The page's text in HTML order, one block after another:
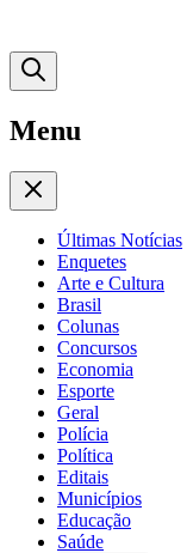
Menu
Últimas Notícias
Enquetes
Arte e Cultura
Brasil
Colunas
Concursos
Economia
Esporte
Geral
Polícia
Política
Editais
Municípios
Educação
Saúde